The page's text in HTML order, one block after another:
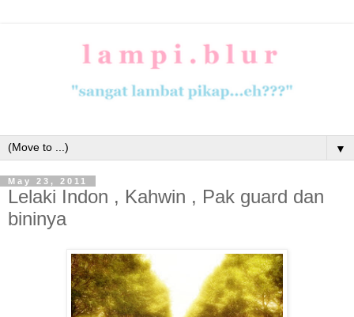
▼
May 23, 2011
Lelaki Indon , Kahwin , Pak guard dan
bininya